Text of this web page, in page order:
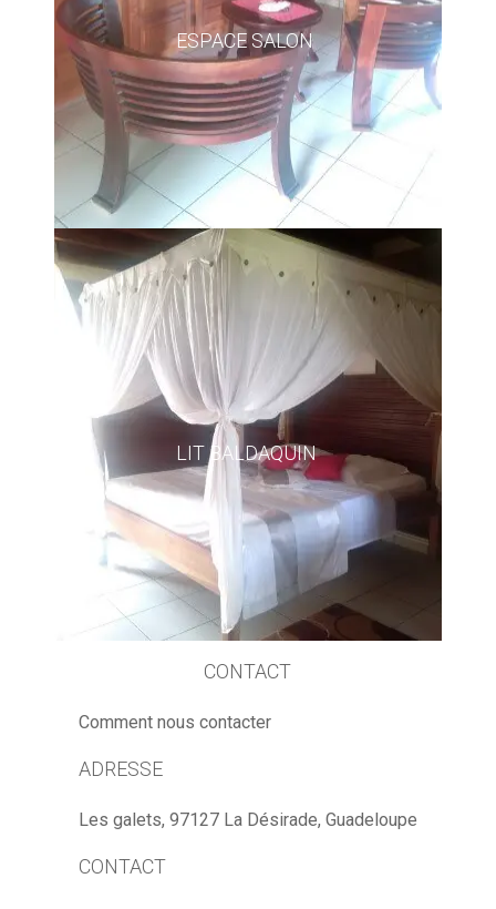
ESPACE SALON
LIT BALDAQUIN
CONTACT
Comment nous contacter
ADRESSE
Les galets, 97127 La Désirade, Guadeloupe
CONTACT